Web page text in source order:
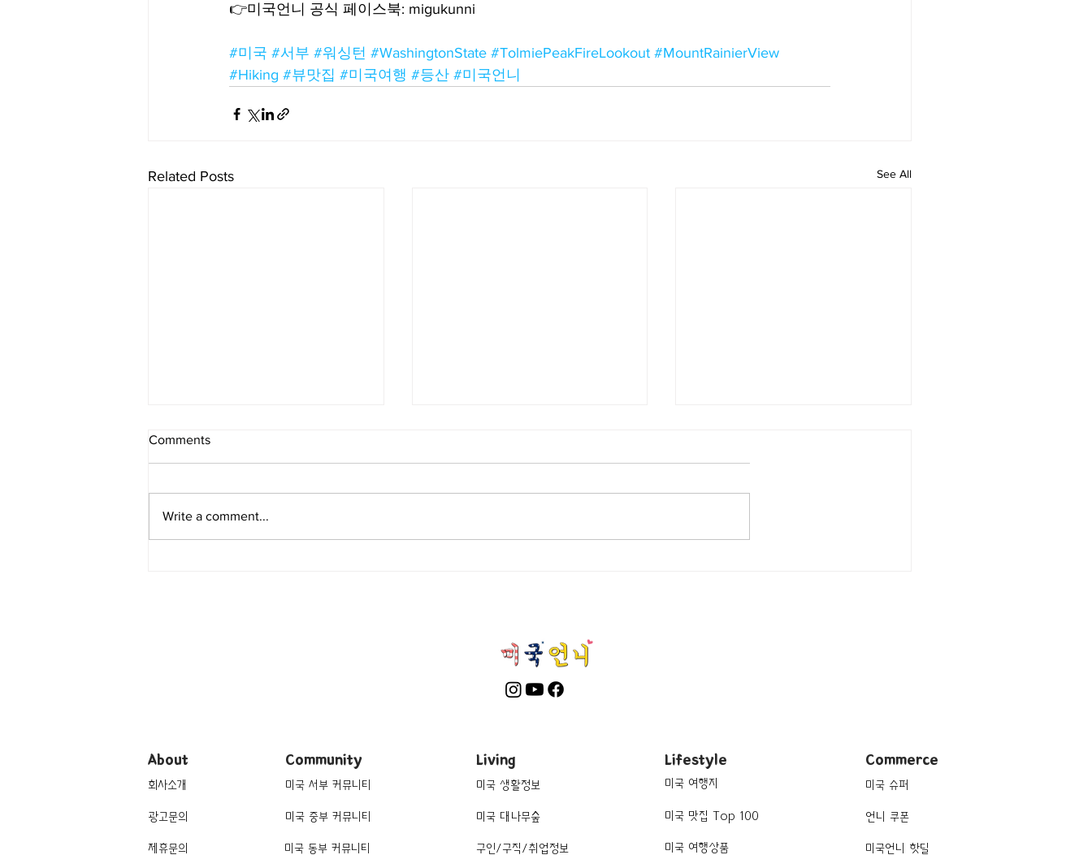
👉미국언니 공식 페이스북: migukunni
#미국 #서부 #워싱턴 #WashingtonState #TolmiePeakFireLookout #MountRainierView
#Hiking #뷰맛집 #미국여행 #등산 #미국언니
Related Posts See All
Comments
Write a comment...
About
회사소개
광고문의
제휴문의
Community
미국 서부 커뮤니티
미국 중부 커뮤니티
미국 동부 커뮤니티
Living
미국 생활정보
미국 대나무숲
구인/구직/취업정보
Lifestyle
미국 여행지
미국 맛집 Top 100
미국 여행상품
Commerce
미국 슈퍼
언니 쿠폰
미국언니 핫딜